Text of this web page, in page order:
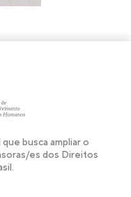
busca ampliar o
es dos Direitos